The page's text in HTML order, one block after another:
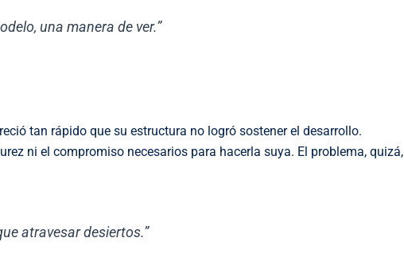
una manera de ver.”
tan rápido que su estructura no logró sostener el desarrollo.
ni el compromiso necesarios para hacerla suya. El problema, quizá,
atravesar desiertos.”